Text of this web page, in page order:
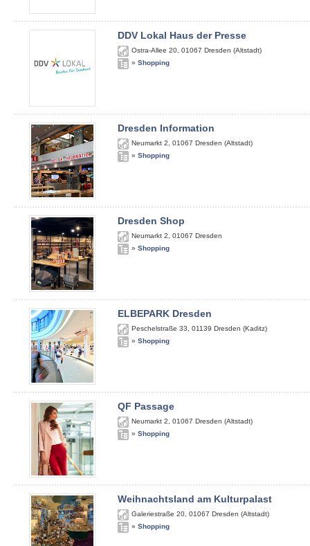
DDV Lokal Haus der Presse
Ostra-Allee 20 01067 Dresden (Altstadt)
» Shopping
Dresden Information
Neumarkt 2 01067 Dresden (Altstadt)
» Shopping
Dresden Shop
Neumarkt 2 01067 Dresden
» Shopping
ELBEPARK Dresden
Peschelstraße 33 01139 Dresden (Kaditz)
» Shopping
QF Passage
Neumarkt 2 01067 Dresden (Altstadt)
» Shopping
Weihnachtsland am Kulturpalast
Galeriestraße 20 01067 Dresden (Altstadt)
» Shopping